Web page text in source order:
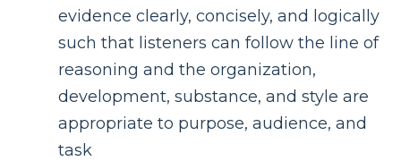
evidence clearly, concisely, and logically
such that listeners can follow the line of
reasoning and the organization,
development, substance, and style are
appropriate to purpose, audience, and
task